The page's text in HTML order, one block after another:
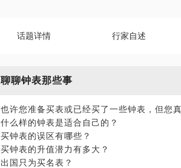
话题详情 行家自述
聊聊钟表那些事
也许您准备买表或已经买了一些钟表，但您
什么样的钟表是适合自己的？
买钟表的误区有哪些？
买钟表的升值潜力有多大？
出国只为买名表？